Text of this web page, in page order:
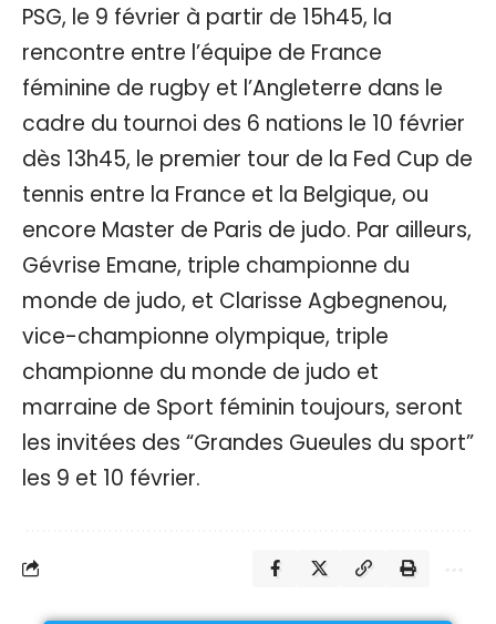
PSG, le 9 février à partir de 15h45, la
rencontre entre l’équipe de France
féminine de rugby et l’Angleterre dans le
cadre du tournoi des 6 nations le 10 février
dès 13h45, le premier tour de la Fed Cup de
tennis entre la France et la Belgique, ou
encore Master de Paris de judo. Par ailleurs,
Gévrise Emane, triple championne du
monde de judo, et Clarisse Agbegnenou,
vice-championne olympique, triple
championne du monde de judo et
marraine de Sport féminin toujours, seront
les invitées des “Grandes Gueules du sport”
les 9 et 10 février.